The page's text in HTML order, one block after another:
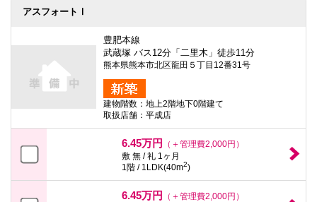
アスフォートⅠ
豊肥本線
武蔵塚 バス12分「二里木」徒歩11分
熊本県熊本市北区龍田５丁目12番31号
建物階数：地上2階地下0階建て
取扱店舗：平成店
6.45万円
（＋管理費2,000円）
敷 無 / 礼 1ヶ月
1階 / 1LDK(40m2)
6.45万円
（＋管理費2,000円）